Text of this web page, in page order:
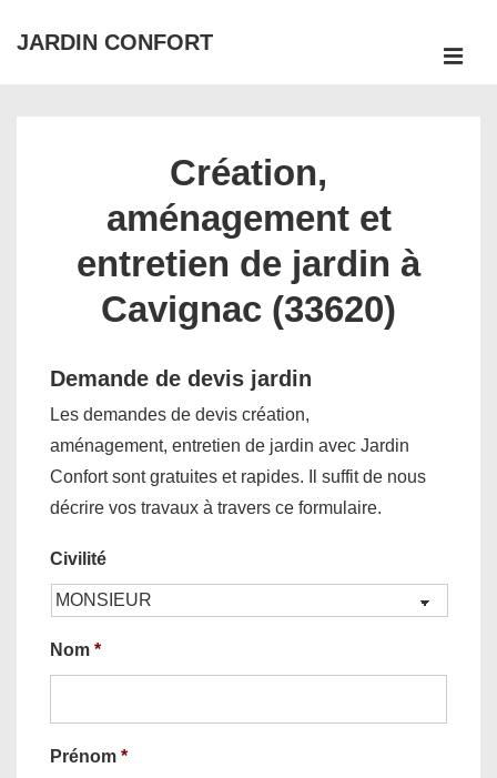
passer
JARDIN CONFORT
Création,
aménagement et
entretien de jardin à
Cavignac (33620)
Demande de devis jardin
Les demandes de devis création,
aménagement, entretien de jardin avec Jardin
Confort sont gratuites et rapides. Il suffit de nous
décrire vos travaux à travers ce formulaire.
Civilité
Nom *
Prénom *